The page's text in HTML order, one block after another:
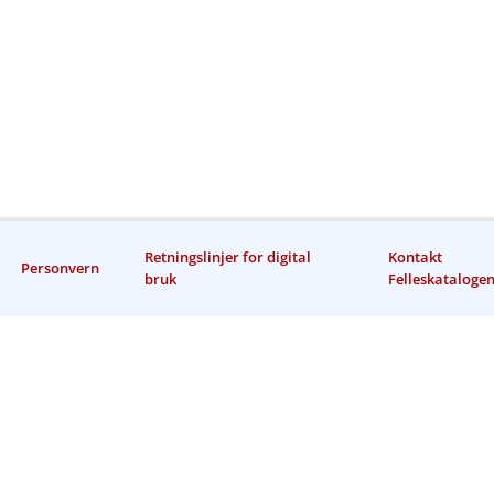
Personvern
Retningslinjer for digital
bruk
Kontakt
Felleskatalogen